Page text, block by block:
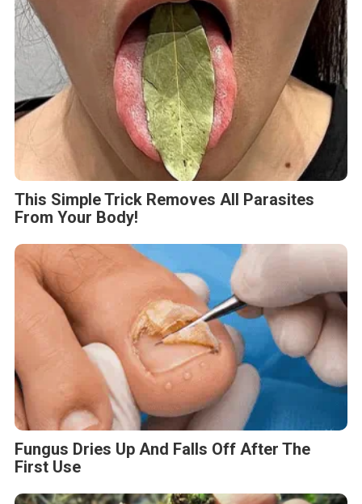
This Simple Trick Removes All Parasites
From Your Body!
Fungus Dries Up And Falls Off After The
First Use